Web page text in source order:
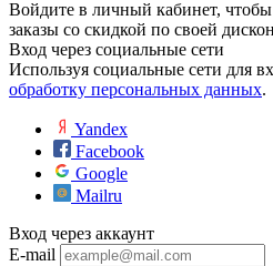
Войдите в личный кабинет,
заказы со скидкой по своей
Вход через социальные сети
Используя социальные сети для
обработку персональных данных.
Yandex
Facebook
Google
Mailru
Вход через аккаунт
E-mail